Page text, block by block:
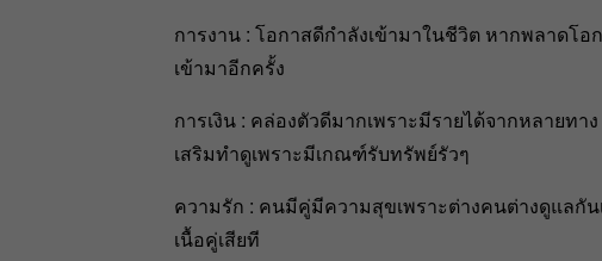
การงาน : โอกาสดีกำลังเข้ามาในชีวิต หากพลาดโ
เข้ามาอีกครั้ง
การเงิน : คล่องตัวดีมากเพราะมีรายได้จากหลายท
เสริมทำดูเพราะมีเกณฑ์รับทรัพย์รัวๆ
ความรัก : คนมีคู่มีความสุขเพราะต่างคนต่างดูแลกั
เนื้อคู่เสียที